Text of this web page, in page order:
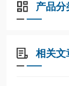
产品分
相关文